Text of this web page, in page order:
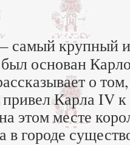
самый крупный и
основан
о
Карла IV
этом месте
городе